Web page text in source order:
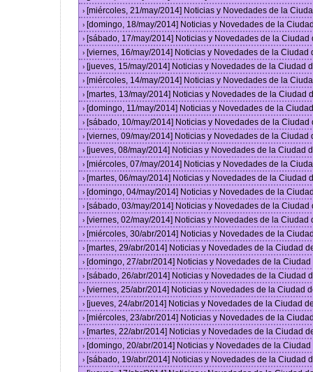
› [miércoles, 21/may/2014] Noticias y Novedades de la
› [domingo, 18/may/2014] Noticias y Novedades de la
› [sábado, 17/may/2014] Noticias y Novedades de la
› [viernes, 16/may/2014] Noticias y Novedades de la
› [jueves, 15/may/2014] Noticias y Novedades de la Ciudad
› [miércoles, 14/may/2014] Noticias y Novedades de la
› [martes, 13/may/2014] Noticias y Novedades de la Ciudad
› [domingo, 11/may/2014] Noticias y Novedades de la
› [sábado, 10/may/2014] Noticias y Novedades de la
› [viernes, 09/may/2014] Noticias y Novedades de la
› [jueves, 08/may/2014] Noticias y Novedades de la Ciudad
› [miércoles, 07/may/2014] Noticias y Novedades de la
› [martes, 06/may/2014] Noticias y Novedades de la Ciudad
› [domingo, 04/may/2014] Noticias y Novedades de la
› [sábado, 03/may/2014] Noticias y Novedades de la
› [viernes, 02/may/2014] Noticias y Novedades de la
› [miércoles, 30/abr/2014] Noticias y Novedades de la
› [martes, 29/abr/2014] Noticias y Novedades de la Ciudad
› [domingo, 27/abr/2014] Noticias y Novedades de la
› [sábado, 26/abr/2014] Noticias y Novedades de la Ciudad
› [viernes, 25/abr/2014] Noticias y Novedades de la Ciudad
› [jueves, 24/abr/2014] Noticias y Novedades de la Ciudad
› [miércoles, 23/abr/2014] Noticias y Novedades de la
› [martes, 22/abr/2014] Noticias y Novedades de la Ciudad
› [domingo, 20/abr/2014] Noticias y Novedades de la
› [sábado, 19/abr/2014] Noticias y Novedades de la Ciudad